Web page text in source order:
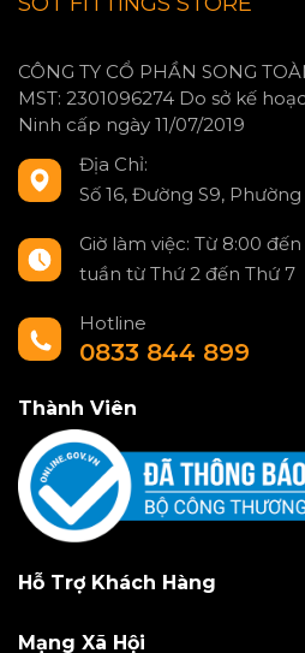
CÔNG TY CỔ PHẦN SONG
MST: 2301096274 Do sở kế
Ninh cấp ngày 11/07/2019
Địa Chỉ:
Số 16, Đường S9,
Giờ làm việc: Từ 8:00
tuần từ Thứ 2 đến Thứ 7
Hotline
0833 844 899
Thành Viên
Hỗ Trợ Khách Hàng
Mạng Xã Hội